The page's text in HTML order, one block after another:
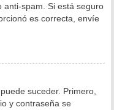
anti-spam. Si está seguro
es correcta, envíe
suceder. Primero,
y contraseña se